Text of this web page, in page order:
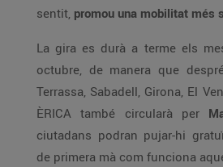
sentit, promou una mobilitat més
La gira es durà a terme els
octubre, de manera que
Terrassa, Sabadell, Girona, El
ÈRICA també circularà per
ciutadans podran pujar-hi
de primera mà com funciona